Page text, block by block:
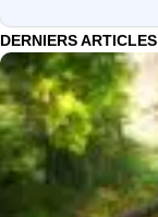
DERNIERS ARTICLES